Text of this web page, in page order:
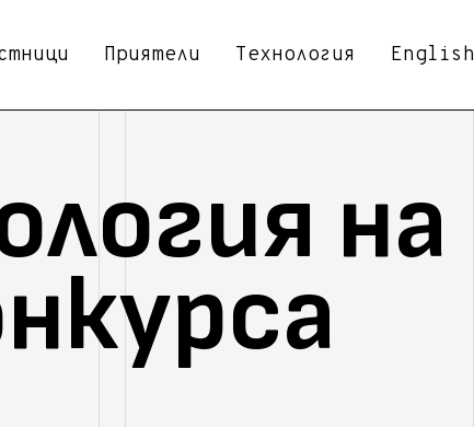
Приятели Технология English
на